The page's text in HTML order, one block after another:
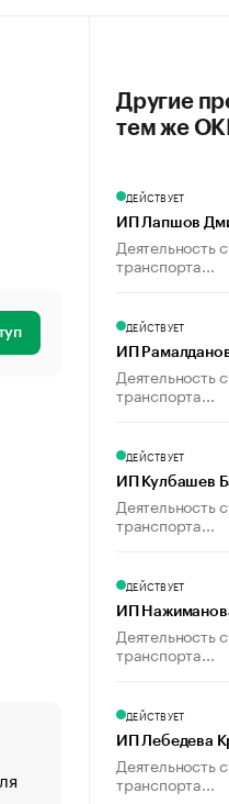
«От спорта тело
Другие
тем же
ДЕЙСТВУЕТ
ИП Лапшов
Деятельность
транспорта...
ДЕЙСТВУЕТ
ИП
Деятельность
транспорта...
ДЕЙСТВУЕТ
ИП Кулбашев
Деятельность
транспорта...
ДЕЙСТВУЕТ
ИП
Деятельность
транспорта...
ДЕЙСТВУЕТ
ИП Лебедева
Деятельность
транспорта...